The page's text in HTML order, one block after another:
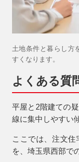
土地条件と暮らし方
すくなります。
よくある質
平屋と2階建ての
線に集中しやすい
ここでは、注文
を、埼玉県西部で